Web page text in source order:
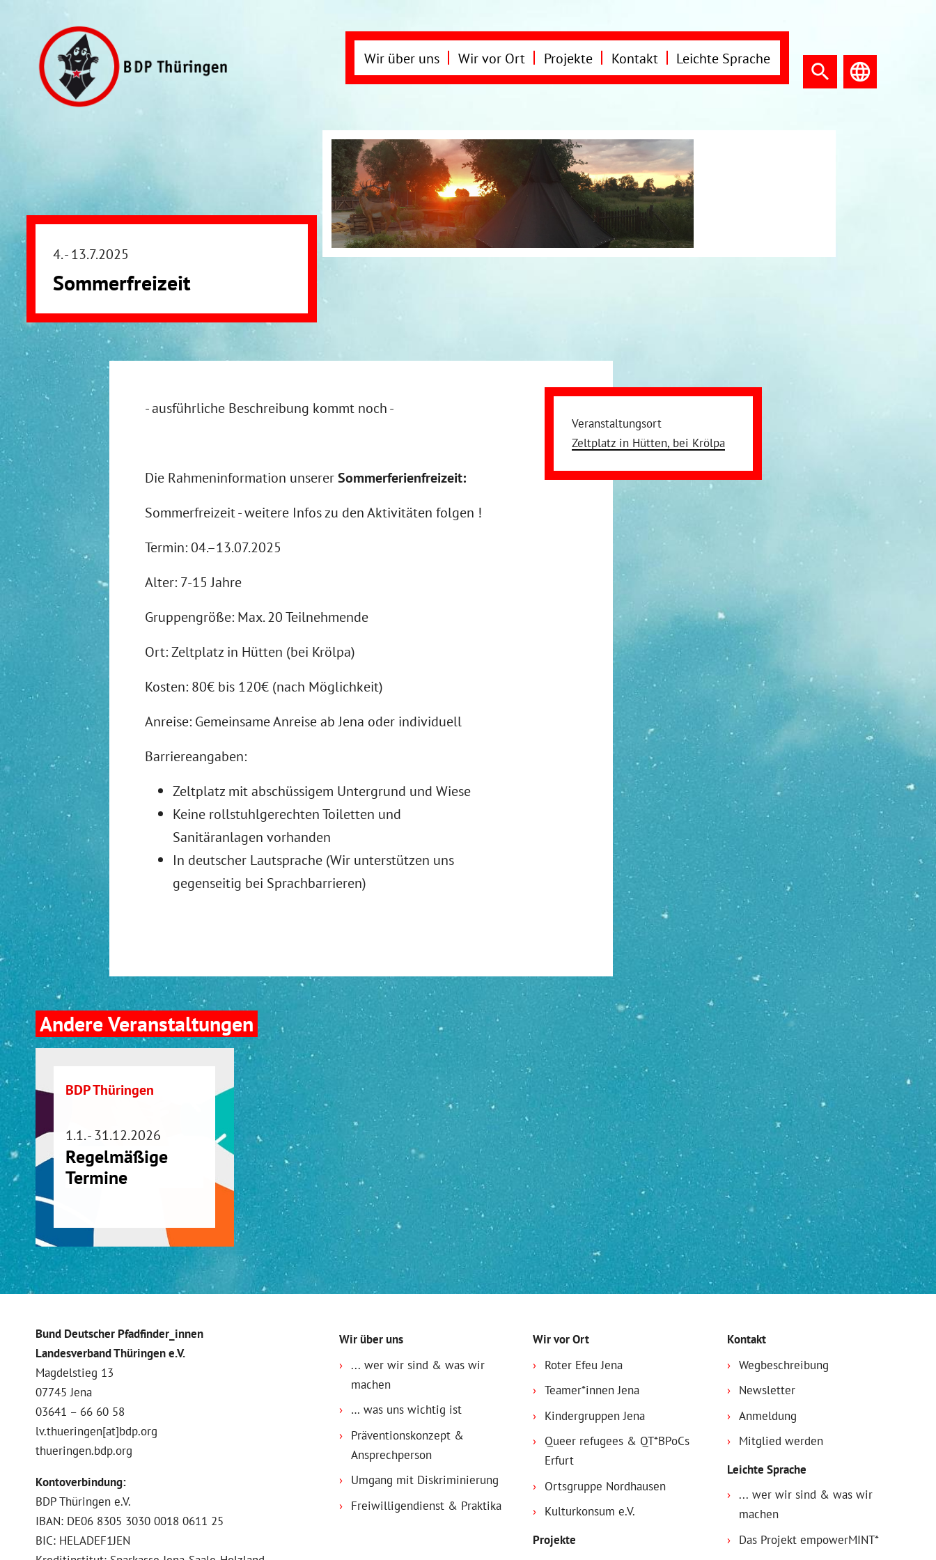
Wir über uns Wir vor Ort Projekte Kontakt Leichte Sprache
search
search language
4. - 13.7.2025
Sommerfreizeit
Veranstaltungsort
Zeltplatz in Hütten, bei Krölpa
- ausführliche Beschreibung kommt noch -
Die Rahmeninformation unsererSommerferienfreizeit:
Sommerfreizeit - weitere Infos zu den Aktivitäten folgen !
Termin: 04.–13.07.2025
Alter: 7-15 Jahre
Gruppengröße: Max. 20 Teilnehmende
Ort: Zeltplatz in Hütten (bei Krölpa)
Kosten: 80€ bis 120€ (nach Möglichkeit)
Anreise: Gemeinsame Anreise ab Jena oder individuell
Barriereangaben:
Zeltplatz mit abschüssigem Untergrund und Wiese
Keine rollstuhlgerechten Toiletten und
Sanitäranlagen vorhanden
In deutscher Lautsprache (Wir unterstützen uns
gegenseitig bei Sprachbarrieren)
Andere Veranstaltungen
BDP Thüringen
1.1. - 31.12.2026
Regelmäßige
Termine
Bund Deutscher Pfadfinder_innen
Landesverband Thüringen e.V.
Magdelstieg 13
07745 Jena
03641 – 66 60 58
lv.thueringen[at]bdp.org
thueringen.bdp.org
Kontoverbindung:
BDP Thüringen e.V.
IBAN: DE06 8305 3030 0018 0611 25
BIC: HELADEF1JEN
Domain menu for BDP Thüringen (main)
Wir über uns
... wer wir sind & was wir
machen
… was uns wichtig ist
Präventionskonzept &
Ansprechperson
Umgang mit Diskriminierung
Freiwilligendienst & Praktika
Wir vor Ort
Roter Efeu Jena
Teamer*innen Jena
Kindergruppen Jena
Queer refugees & QT*BPoCs
Erfurt
Ortsgruppe Nordhausen
Kulturkonsum e.V.
Projekte
Kontakt
Wegbeschreibung
Newsletter
Anmeldung
Mitglied werden
Leichte Sprache
... wer wir sind & was wir
machen
Das Projekt empowerMINT*